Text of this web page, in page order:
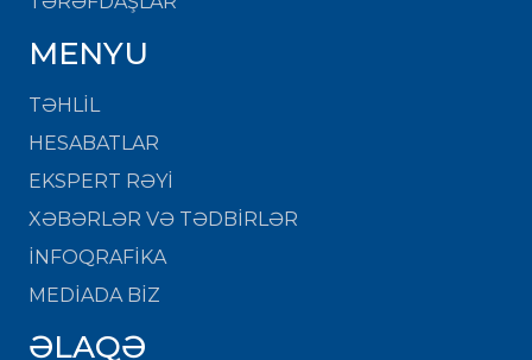
MENYU
TƏHLİL
HESABATLAR
EKSPERT RƏYİ
XƏBƏRLƏR VƏ TƏDBİRLƏR
İNFOQRAFİKA
MEDİADA BİZ
ƏLAQƏ